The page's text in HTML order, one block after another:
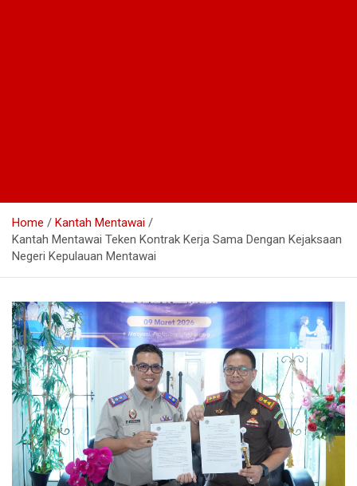
Home
Kantah Mentawai
Kantah Mentawai Teken Kontrak Kerja Sama Dengan Kejaksaan
Negeri Kepulauan Mentawai